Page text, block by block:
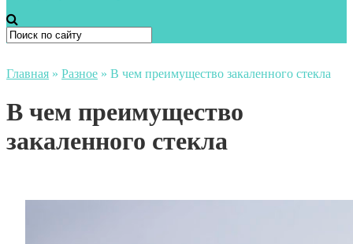
Главная » Разное » В чем преимущество закаленного стекла
В чем преимущество
закаленного стекла